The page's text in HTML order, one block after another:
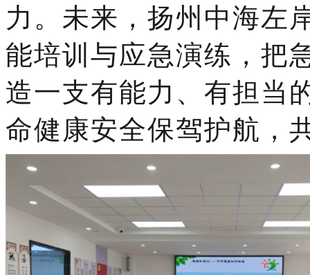
力。未来，扬州中海左
能培训与应急演练，把
造一支有能力、有担当
命健康安全保驾护航，